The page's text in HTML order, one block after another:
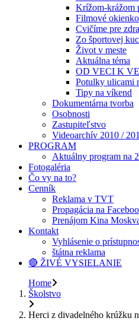
Krížom-krážom
Filmové okienko
Cvičíme pre
Zo športovej
Život v meste
Aktuálna téma
OD VECI K
Potulky ulicami
Tipy na víkend
Dokumentárna tvorba
Osobnosti
Zastupiteľstvo
Videoarchív 2010 /
PROGRAM
Aktuálny program na
Fotogaléria
Čo vy na to?
Cenník
Reklama v TVT
Propagácia na
Prenájom Kina
Kontakt
Vyhlásenie o
štátna reklama
🔴 ŽIVÉ VYSIELANIE
Home
Školstvo
Herci z divadelného krúžku